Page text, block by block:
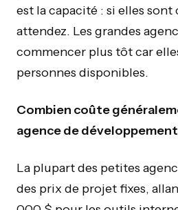
est la capacité : si elles
attendez. Les grandes
commencer plus tôt car
personnes disponibles.
Combien coûte
agence de
La plupart des petites
des prix de projet fixes,